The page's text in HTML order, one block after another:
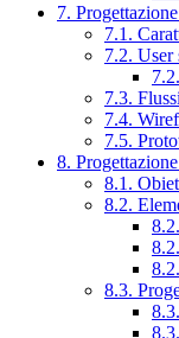
7.
7.1.
7.2. User
7.3.
7.4.
7.5.
8.
8.1.
8.2.
8.3.